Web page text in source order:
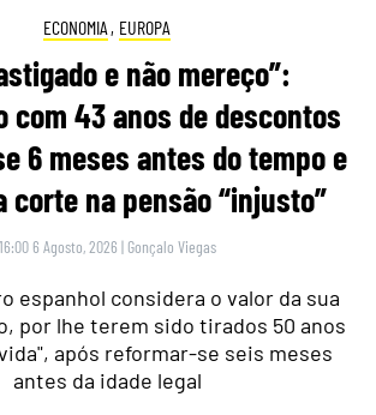
ECONOMIA , EUROPA
e não mereço”:
com 43 anos de descontos
6 meses antes do tempo e
corte na pensão “injusto”
16:00 6 Agosto, 2026 | Gonçalo Viegas
espanhol considera o valor da sua
por lhe terem sido tirados 50 anos
após reformar-se seis meses
antes da idade legal